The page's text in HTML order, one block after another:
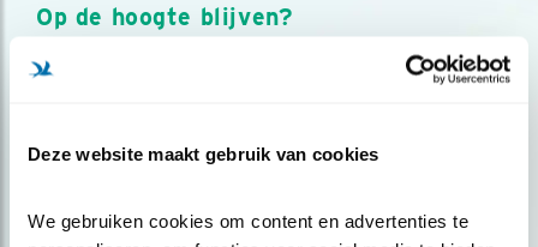
Deze website maakt gebruik van cookies
We gebruiken cookies om content en advertenties te
Op de hoogte blijven?
Meld je aan en ontvang nieuws, inspiratie, acties en tips
over vogels en activiteiten van Vogelbescherming.